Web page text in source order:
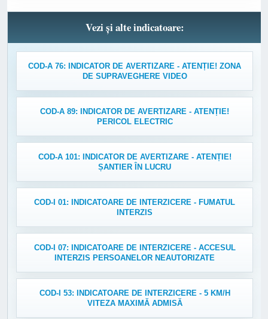
Vezi și alte indicatoare:
COD-A 76: INDICATOR DE AVERTIZARE - ATENȚIE! ZONA
DE SUPRAVEGHERE VIDEO
COD-A 89: INDICATOR DE AVERTIZARE - ATENȚIE!
PERICOL ELECTRIC
COD-A 101: INDICATOR DE AVERTIZARE - ATENȚIE!
ȘANTIER ÎN LUCRU
COD-I 01: INDICATOARE DE INTERZICERE - FUMATUL
INTERZIS
COD-I 07: INDICATOARE DE INTERZICERE - ACCESUL
INTERZIS PERSOANELOR NEAUTORIZATE
COD-I 53: INDICATOARE DE INTERZICERE - 5 KM/H
VITEZA MAXIMĂ ADMISĂ